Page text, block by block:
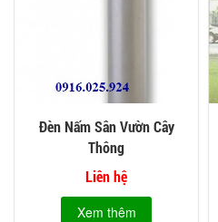
Đèn Nấm Sân Vườn Cây
Thông
Liên hệ
Xem thêm